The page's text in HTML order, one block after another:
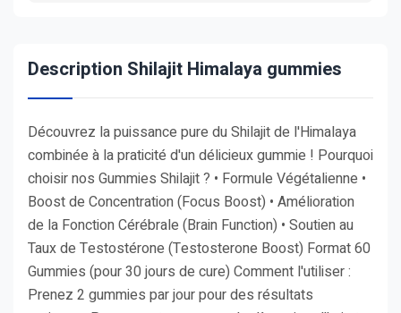
Description Shilajit Himalaya gummies
Découvrez la puissance pure du Shilajit de l'Himalaya
combinée à la praticité d'un délicieux gummie ! Pourquoi
choisir nos Gummies Shilajit ? • Formule Végétalienne •
Boost de Concentration (Focus Boost) • Amélioration
de la Fonction Cérébrale (Brain Function) • Soutien au
Taux de Testostérone (Testosterone Boost) Format 60
Gummies (pour 30 jours de cure) Comment l'utiliser :
Prenez 2 gummies par jour pour des résultats